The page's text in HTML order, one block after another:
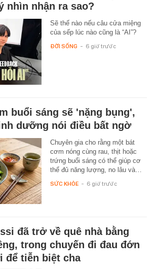
nhìn nhận ra sao?
Sẽ thế nào nếu câu cửa miệng
của sếp lúc nào cũng là “AI”?
ĐỜI SỐNG - 6 giờ trước
buổi sáng sẽ 'nặng bụng',
dưỡng nói điều bất ngờ
Chuyên gia cho rằng một bát
cơm nóng cùng rau, thịt hoặc
trứng buổi sáng có thể giúp cơ
thể đủ năng lượng, no lâu và…
SỨC KHỎE - 6 giờ trước
đã trở về quê nhà bằng
trong chuyến đi đau đớn
để tiễn biệt cha